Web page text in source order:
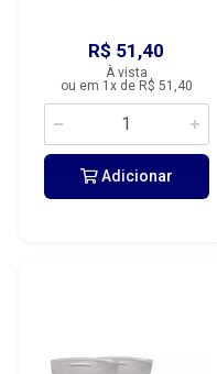
R$ 51,40
À vista
ou em 1x de R$ 51,40
Adicionar